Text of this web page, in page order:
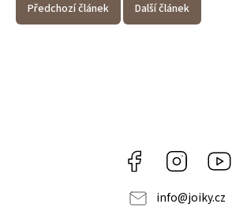
Předchozí článek Další článek
Facebook Instagram
info@joiky.cz